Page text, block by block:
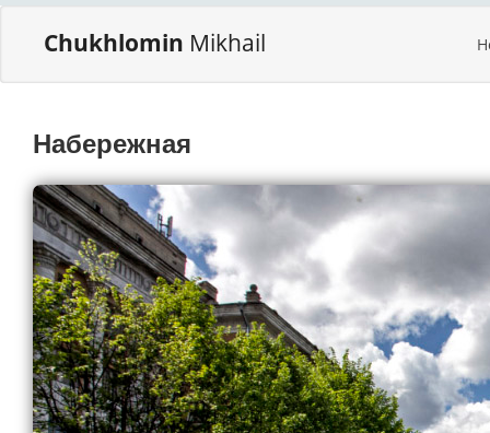
Chukhlomin Mikhail
Набережная